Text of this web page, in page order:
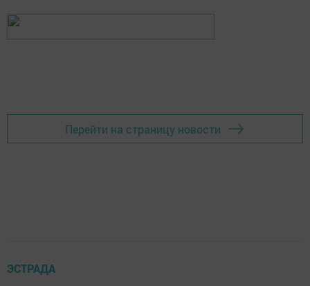
Перейти на страницу новости
ЭСТРАДА